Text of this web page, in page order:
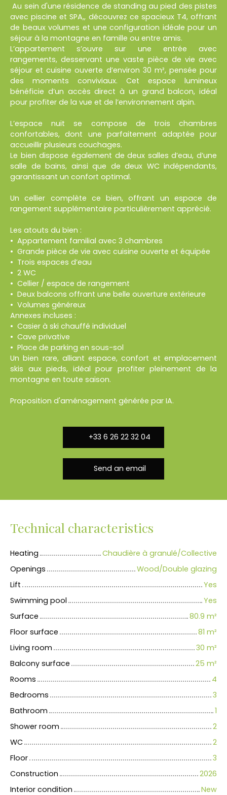
Au sein d'une résidence de standing au pied des pistes
avec piscine et SPA,, découvrez ce spacieux T4, offrant
de beaux volumes et une configuration idéale pour un
séjour à la montagne en famille ou entre amis.
L’appartement s’ouvre sur une entrée avec
rangements, desservant une vaste pièce de vie avec
séjour et cuisine ouverte d’environ 30 m², pensée pour
des moments conviviaux. Cet espace lumineux
bénéficie d’un accès direct à un grand balcon, idéal
pour profiter de la vue et de l’environnement alpin.
L’espace nuit se compose de trois chambres
confortables, dont une parfaitement adaptée pour
accueillir plusieurs couchages.
Le bien dispose également de deux salles d’eau, d’une
salle de bains, ainsi que de deux WC indépendants,
garantissant un confort optimal.
Un cellier complète ce bien, offrant un espace de
rangement supplémentaire particulièrement apprécié.
Les atouts du bien :
Appartement familial avec 3 chambres
Grande pièce de vie avec cuisine ouverte et équipée
Trois espaces d’eau
2 WC
Cellier / espace de rangement
Deux balcons offrant une belle ouverture extérieure
Volumes généreux
Annexes incluses :
Casier à ski chauffé individuel
Cave privative
Place de parking en sous-sol
Un bien rare, alliant espace, confort et emplacement
skis aux pieds, idéal pour profiter pleinement de la
montagne en toute saison.
Proposition d'aménagement générée par IA.
+33 6 26 22 32 04
Send an email
Technical characteristics
Heating
Chaudière à granulé/Collective
Openings
Wood/Double glazing
Lift
Yes
Swimming pool
Yes
Surface
80.9 m²
Floor surface
81 m²
Living room
30 m²
Balcony surface
25 m²
Rooms
4
Bedrooms
3
Bathroom
1
Shower room
2
WC
2
Floor
3
Construction
2026
Interior condition
New